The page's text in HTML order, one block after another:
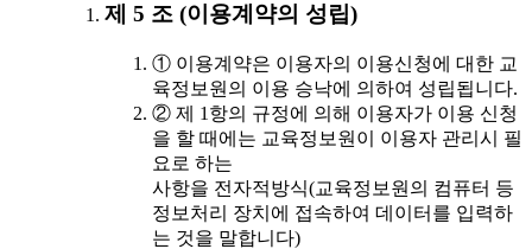
제 5 조 (이용계약의 성립)
① 이용계약은 이용자의 이용신청에 대한 교
육정보원의 이용 승낙에 의하여 성립됩니다.
② 제 1항의 규정에 의해 이용자가 이용 신청
을 할 때에는 교육정보원이 이용자 관리시 필
요로 하는
사항을 전자적방식(교육정보원의 컴퓨터 등
정보처리 장치에 접속하여 데이터를 입력하
는 것을 말합니다)